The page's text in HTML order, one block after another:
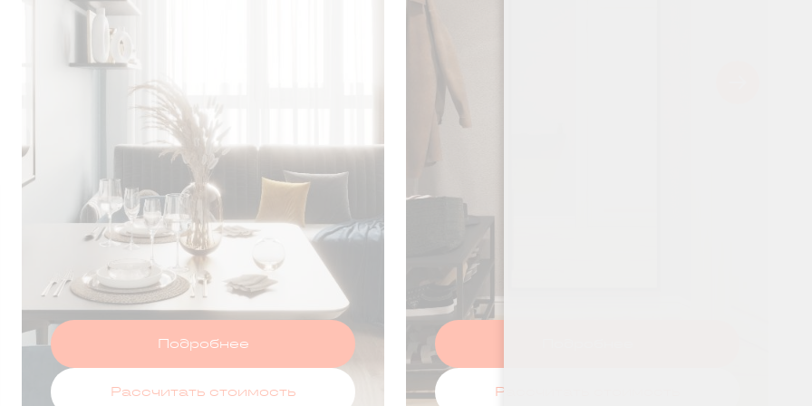
Подробнее
Рассчитать стоимость Рассчитать стоимость
ЗА 75 ДНЕЙ
Оставить заявку
и принимаю условия политики конфиденциальности